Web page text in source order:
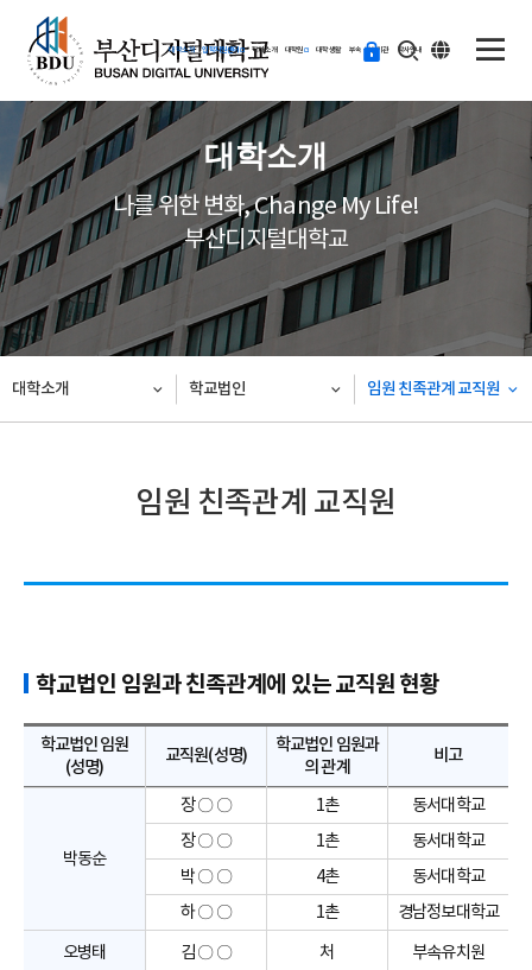
대학소개 입학지원센터 학과소개 대학원 대학생활 부속·부설기관 학사안내
등
기
ENG
대학소개
나를 위한 변화, Change My Life!
부산디지털대학교
대학소개 학교법인 임원 친족관계 교직원
임원 친족관계 교직원
학교법인 임원과 친족관계에 있는 교직원 현황
학교법인 임원
(성명)
교직원(성명)
학교법인 임원과
의 관계
비고
박동순
장 〇 〇 1촌
동서대학교
장 〇 〇
1촌
동서대학교
박 〇 〇
4촌
동서대학교
하 〇 〇
1촌
경남정보대학교
오병태
김 〇 〇 처 부속유치원